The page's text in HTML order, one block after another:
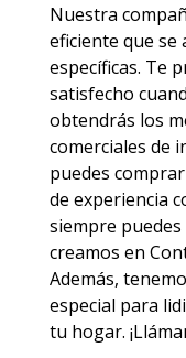
Nuestra
eficiente que se
específicas. Te
satisfecho
obtendrás los
comerciales de
puedes
de experiencia
siempre puedes
creamos en
Además,
especial para
tu hogar.